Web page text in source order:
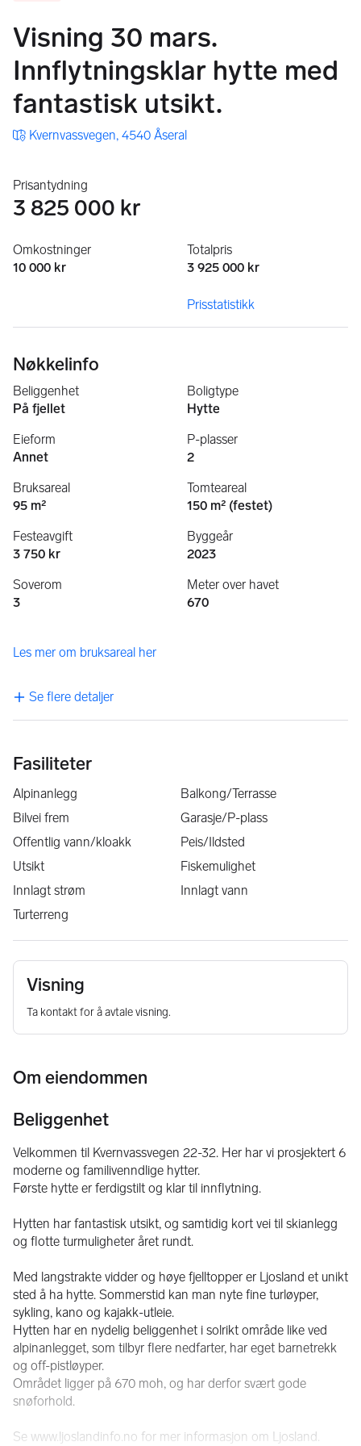
Visning 30 mars.
Innflytningsklar hytte med
fantastisk utsikt.
Kvernvassvegen, 4540 Åseral
Prisantydning
3 825 000 kr
Omkostninger
10 000 kr
Totalpris
3 925 000 kr
Prisstatistikk
Nøkkelinfo
Beliggenhet
På fjellet
Boligtype
Hytte
Eieform
Annet
P-plasser
2
Bruksareal
95 m²
Tomteareal
150 m² (festet)
Festeavgift
3 750 kr
Byggeår
2023
Soverom
3
Meter over havet
670
Les mer om bruksareal her
Se flere detaljer
Fasiliteter
Alpinanlegg
Balkong/Terrasse
Bilvei frem
Garasje/P-plass
Offentlig vann/kloakk
Peis/Ildsted
Utsikt
Fiskemulighet
Innlagt strøm
Innlagt vann
Turterreng
Visning
Ta kontakt for å avtale visning.
Om eiendommen
Beliggenhet
Velkommen til Kvernvassvegen 22-32. Her har vi prosjektert 6
moderne og familivenndlige hytter.
Første hytte er ferdigstilt og klar til innflytning.
Hytten har fantastisk utsikt, og samtidig kort vei til skianlegg
og flotte turmuligheter året rundt.
Med langstrakte vidder og høye fjelltopper er Ljosland et unikt
sted å ha hytte. Sommerstid kan man nyte fine turløyper,
sykling, kano og kajakk-utleie.
Hytten har en nydelig beliggenhet i solrikt område like ved
alpinanlegget, som tilbyr flere nedfarter, har eget barnetrekk
og off-pistløyper.
Området ligger på 670 moh, og har derfor svært gode
snøforhold.
Se www.ljoslandinfo.no for mer informasjon om Ljosland.